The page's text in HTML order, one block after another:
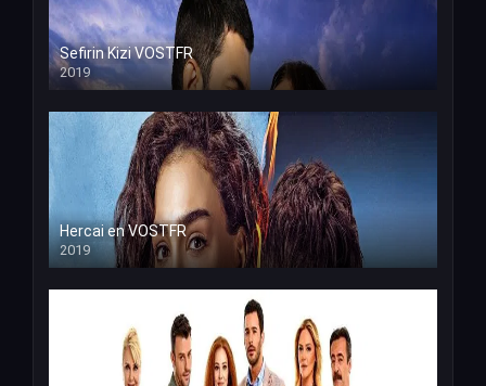
Sefirin Kizi VOSTFR
2019
Hercai en VOSTFR
2019